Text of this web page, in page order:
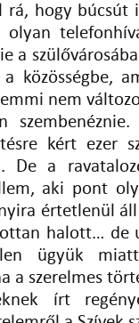
rá, hogy búcsút
olyan
a
közösségbe,
nem
kért ezer
De a
aki pont
értetlenül
halott… de
ügyük
a szerelmes
írt